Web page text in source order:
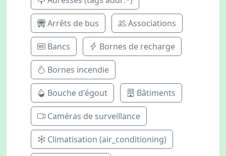
Arrêts de bus Associations
Bancs Bornes de recharge
Bornes incendie
Bouche d'égout Bâtiments
Caméras de surveillance
Climatisation (air_conditioning)